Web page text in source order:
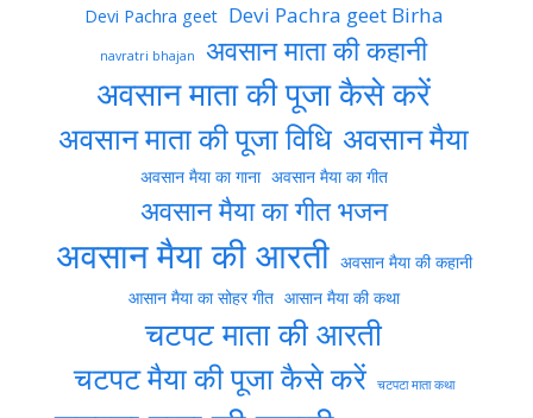
Devi Pachra geet Devi Pachra geet Birha
navratri bhajan अवसान माता की कहानी
अवसान माता की पूजा कैसे करें
अवसान माता की पूजा विधि अवसान मैया
अवसान मैया का गाना अवसान मैया का गीत
अवसान मैया का गीत भजन
अवसान मैया की आरती अवसान मैया की कहानी
आसान मैया का सोहर गीत आसान मैया की कथा
चटपट माता की आरती
चटपट मैया की पूजा कैसे करें चटपटा माता कथा